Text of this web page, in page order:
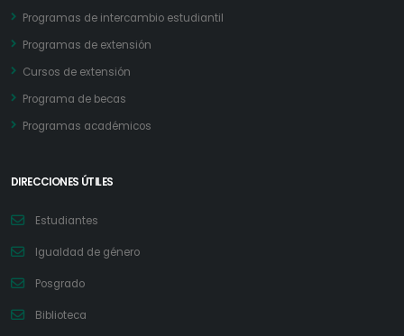
Programas de intercambio estudiantil
Programas de extensión
Cursos de extensión
Programa de becas
Programas académicos
DIRECCIONES ÚTILES
Estudiantes
Igualdad de género
Posgrado
Biblioteca